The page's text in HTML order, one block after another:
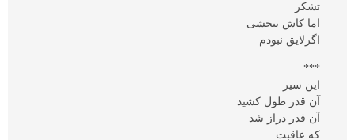
تشکر
اما کاش ببخشی
اگرلایق نبودم
***
این سیر
آن قدر طول کشید
آن قدر دراز شد
که عاقبت